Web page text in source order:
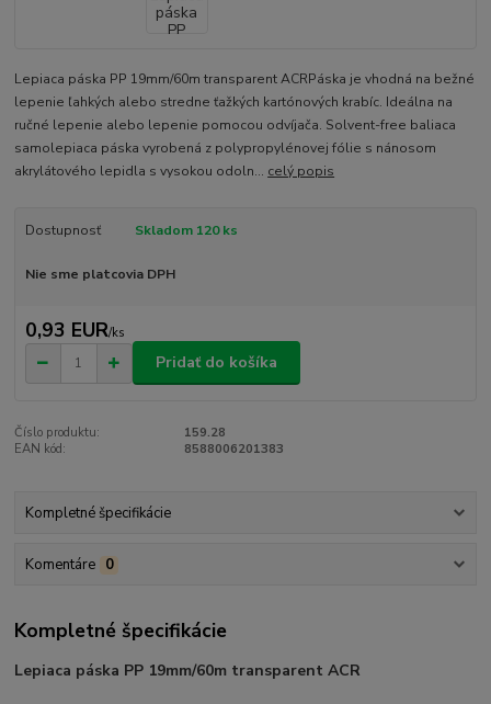
Lepiaca páska PP 19mm/60m transparent ACRPáska je vhodná na bežné
lepenie ľahkých alebo stredne ťažkých kartónových krabíc. Ideálna na
ručné lepenie alebo lepenie pomocou odvíjača. Solvent-free baliaca
samolepiaca páska vyrobená z polypropylénovej fólie s nánosom
akrylátového lepidla s vysokou odoln... celý popis
Dostupnosť Skladom 120 ks
Nie sme platcovia DPH
0,93 EUR/ks
Pridať do košíka
Číslo produktu:
159.28
EAN kód:
8588006201383
Kompletné špecifikácie
Komentáre 0
Kompletné špecifikácie
Lepiaca páska PP 19mm/60m transparent ACR